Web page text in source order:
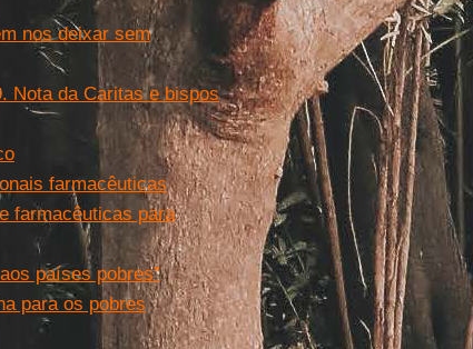
nos deixar sem
Nota da Caritas e bispos
farmacêuticas
farmacêuticas para
países pobres”
para os pobres